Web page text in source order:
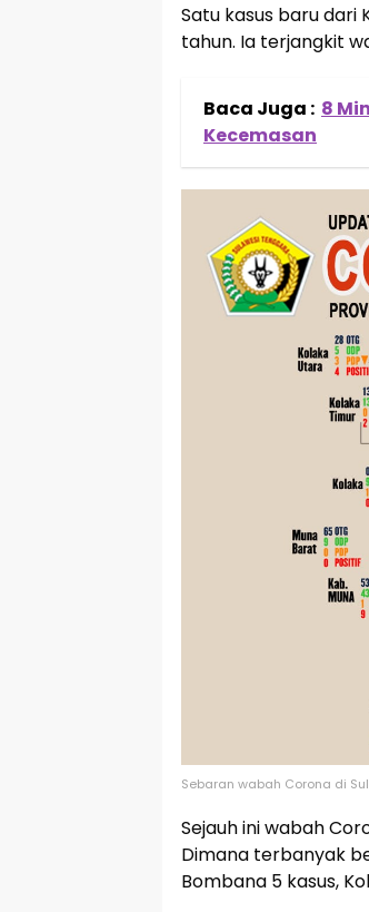
Satu kasus baru
tahun. Ia terjangkit
Baca Juga : 8
Kecemasan
Sebaran wabah Corona di
Sejauh ini wabah
Dimana terbanyak
Bombana 5 kasus,